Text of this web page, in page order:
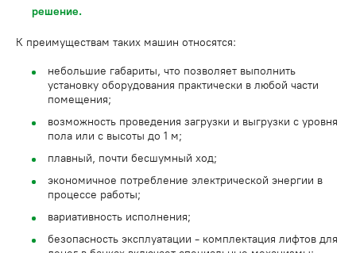
решение.
К преимуществам таких машин относятся:
небольшие габариты, что позволяет выполнить
установку оборудования практически в любой части
помещения;
возможность проведения загрузки и выгрузки с уровня
пола или с высоты до 1 м;
плавный, почти бесшумный ход;
экономичное потребление электрической энергии в
процессе работы;
вариативность исполнения;
безопасность эксплуатации - комплектация лифтов для